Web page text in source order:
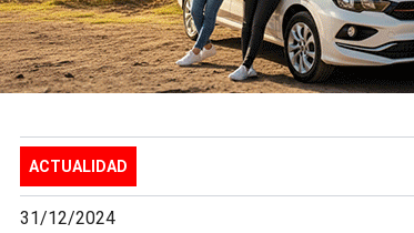
ACTUALIDAD
31/12/2024